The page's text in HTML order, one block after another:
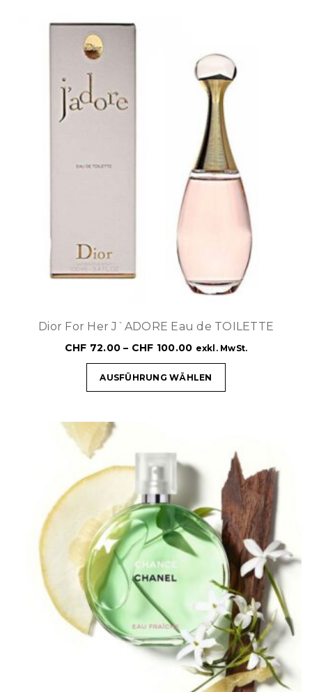
Dior For Her J`ADORE Eau de TOILETTE
CHF 72.00 – CHF 100.00 exkl. MwSt.
AUSFÜHRUNG WÄHLEN